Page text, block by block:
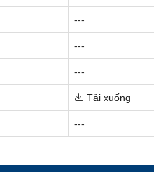
---
---
---
Tải xuống
---